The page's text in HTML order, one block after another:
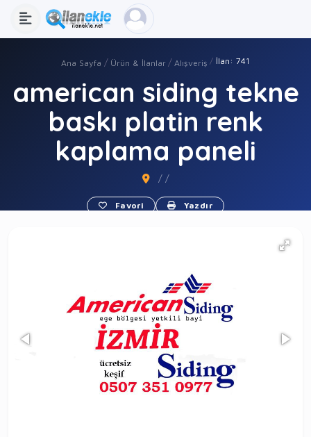
Ana Sayfa Ürün & İlanlar Alışveriş İlan: 741
american siding tekne
baskı platin renk
kaplama paneli
/ /
Favori Yazdır